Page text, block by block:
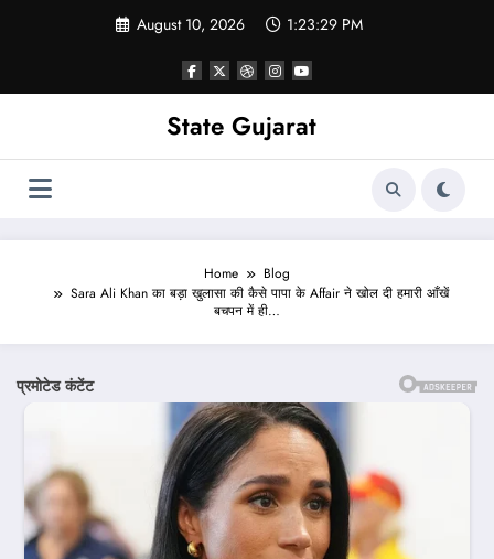
August 10, 2026 1:23:31 PM
State Gujarat
Home
Blog
Sara Ali Khan का बड़ा खुलासा की कैसे पापा के Affair ने खोल दी हमारी आँखें
बचपन में ही…